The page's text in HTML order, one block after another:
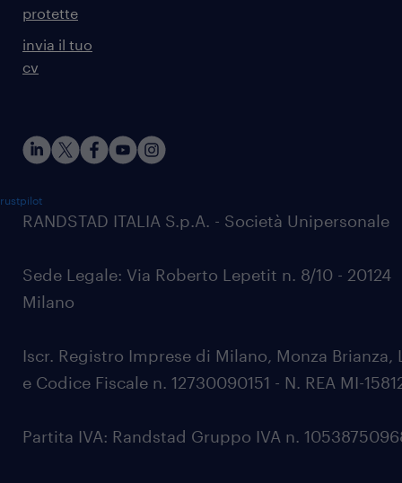
protette
invia il tuo
cv
RANDSTAD ITALIA S.p.A. - Società Unipersonale
Sede Legale: Via Roberto Lepetit n. 8/10 - 20124
Milano
Iscr. Registro Imprese di Milano, Monza Brianza,
e Codice Fiscale n. 12730090151 - N. REA MI-
Partita IVA: Randstad Gruppo IVA n.